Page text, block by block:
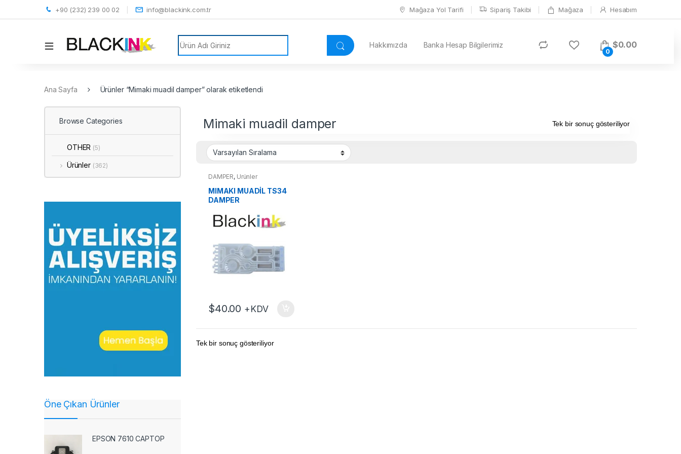
+90 (232) 239 00 02 info@blackink.com.tr Mağaza Yol Tarifi Sipariş Takibi Mağaza Hesabım
Search for:
Hakkımızda Banka Hesap Bilgilerimiz
0
$0.00
Ana Sayfa Ürünler “Mimaki muadil damper” olarak etiketlendi
Mimaki muadil damper Tek bir sonuç gösteriliyor
DAMPER, Ürünler
MIMAKI MUADİL TS34
DAMPER
$40.00 +KDV
Tek bir sonuç gösteriliyor
Browse Categories
OTHER (5)
Ürünler (362)
Öne Çıkan Ürünler
EPSON 7610 CAPTOP